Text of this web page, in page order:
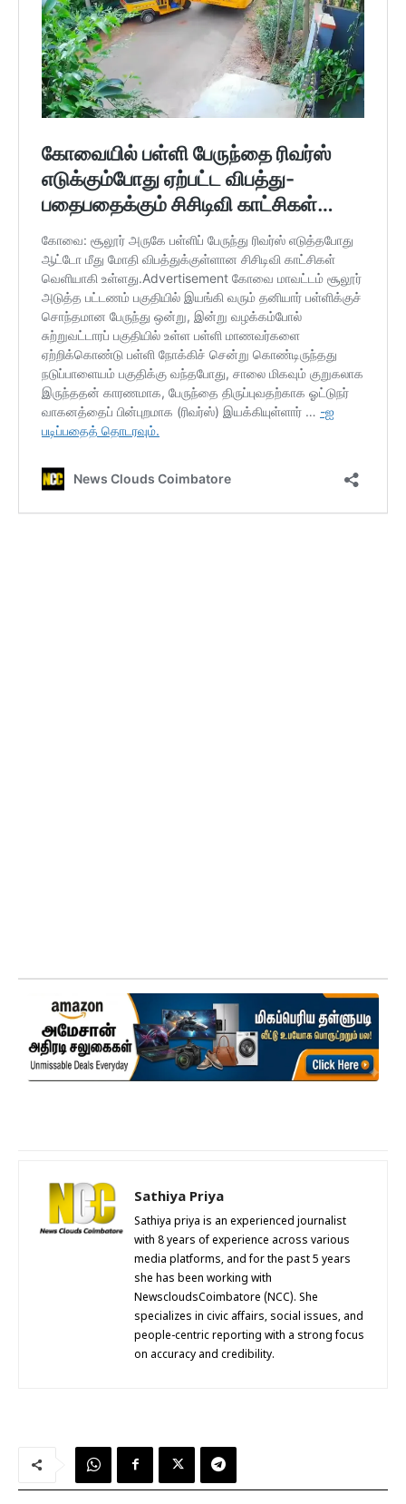
Sathiya Priya
Sathiya priya is an experienced journalist
with 8 years of experience across various
media platforms, and for the past 5 years
she has been working with
NewscloudsCoimbatore (NCC). She
specializes in civic affairs, social issues, and
people-centric reporting with a strong focus
on accuracy and credibility.